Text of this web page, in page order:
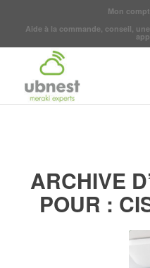
Mon
Aide à la commande, conseil,
ARCHIVE
POUR :